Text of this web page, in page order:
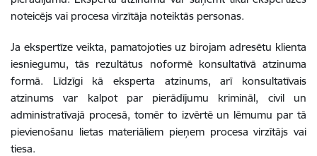
noteicējs vai procesa virzītāja noteiktās personas.
Ja ekspertīze veikta, pamatojoties uz birojam adresētu klienta
iesniegumu, tās rezultātus noformē konsultatīvā atzinuma
formā. Līdzīgi kā eksperta atzinums, arī konsultatīvais
atzinums var kalpot par pierādījumu krimināl, civil un
administratīvajā procesā, tomēr to izvērtē un lēmumu par tā
pievienošanu lietas materiāliem pieņem procesa virzītājs vai
tiesa.